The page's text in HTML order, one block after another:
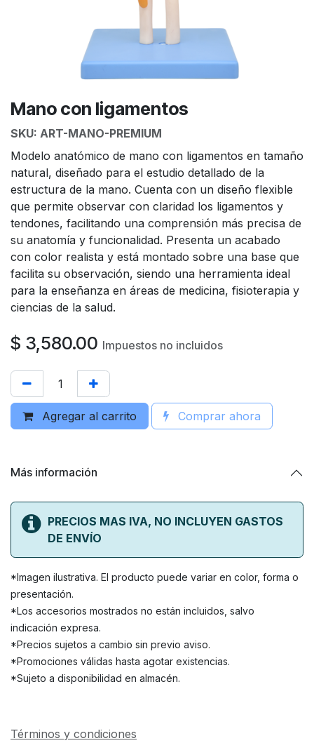
Mano con ligamentos
SKU: ART-MANO-PREMIUM
Modelo anatómico de mano con ligamentos en tamaño
natural, diseñado para el estudio detallado de la
estructura de la mano. Cuenta con un diseño flexible
que permite observar con claridad los ligamentos y
tendones, facilitando una comprensión más precisa de
su anatomía y funcionalidad. Presenta un acabado
con color realista y está montado sobre una base que
facilita su observación, siendo una herramienta ideal
para la enseñanza en áreas de medicina, fisioterapia y
ciencias de la salud.
$ 3,580.00 Impuestos no incluidos
Agregar al carrito Comprar ahora
Más información
PRECIOS MAS IVA, NO INCLUYEN GASTOS
DE ENVÍO
*Imagen ilustrativa. El producto puede variar en color, forma o
presentación.
*Los accesorios mostrados no están incluidos, salvo
indicación expresa.
*Precios sujetos a cambio sin previo aviso.
*Promociones válidas hasta agotar existencias.
*Sujeto a disponibilidad en almacén.
Términos y condiciones